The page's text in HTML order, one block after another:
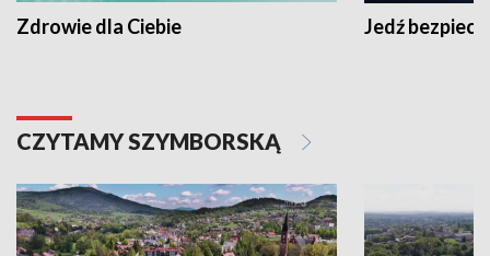
Zdrowie dla Ciebie Jedź
CZYTAMY SZYMBORSKĄ